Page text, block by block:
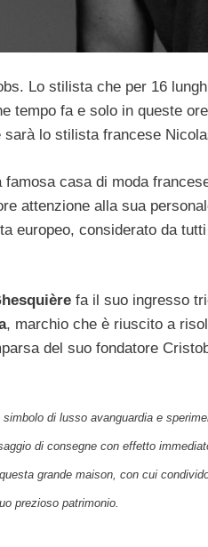
Lo stilista che per 16
tempo fa e solo in queste
lo stilista francese
famosa casa di moda
attenzione alla sua
europeo, considerato da
fa il suo ingresso
, marchio che è riuscito a
del suo fondatore
di lusso avanguardia e
di consegne con effetto
grande maison, con cui
prezioso patrimonio.